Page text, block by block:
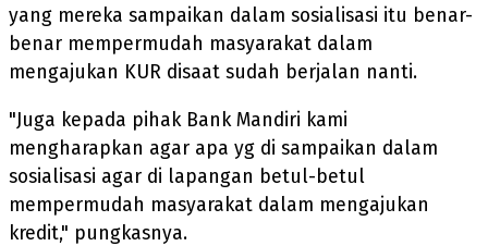
yang mereka sampaikan dalam sosialisasi itu benar-
benar mempermudah masyarakat dalam
mengajukan KUR disaat sudah berjalan nanti.
"Juga kepada pihak Bank Mandiri kami
mengharapkan agar apa yg di sampaikan dalam
sosialisasi agar di lapangan betul-betul
mempermudah masyarakat dalam mengajukan
kredit," pungkasnya.